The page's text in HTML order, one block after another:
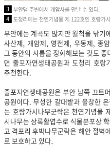
3 부안댐 주변에서 개암사를 만날 수 있다.
4 도청리에는 천연기념물 제 122호인 호랑가
부안에는 계곡도 많지만 월척을 낚기
사산제, 개암제, 영전제, 우동제, 종
그 동안의 시름을 정화해보는 것도
면 줄포자연생태공원과 도청리 호랑
추천한다.
줄포자연생태공원은 부안 남쪽 끄트
공원이다. 무성한 갈대밭과 울창한
는 호랑가시나무군락은 천연기념물
시나무는 상록활엽수로 식물분포상
고 격포리 후박나무군락은 해안 절벽
로 보호하고 있다.